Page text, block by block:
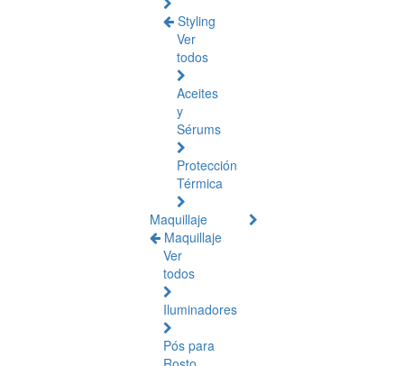
Styling
Ver
todos
Aceites
y
Sérums
Protección
Térmica
Maquillaje
Maquillaje
Ver
todos
Iluminadores
Pós para